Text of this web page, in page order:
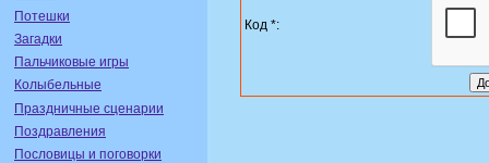
Потешки
Загадки
Пальчиковые игры
Колыбельные
Праздничные сценарии
Поздравления
Пословицы и поговорки
Код *: